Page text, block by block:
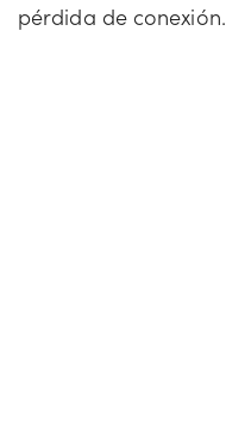
pérdida de conexión.